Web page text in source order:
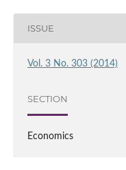
ISSUE
Vol. 3 No. 303 (2014)
SECTION
Economics